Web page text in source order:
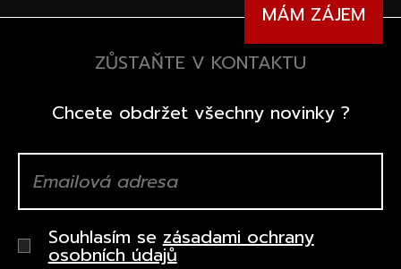
MÁM ZÁJEM
ZŮSTAŇTE V KONTAKTU
Chcete obdržet všechny novinky ?
Souhlasím sezásadami ochrany
osobních údajů